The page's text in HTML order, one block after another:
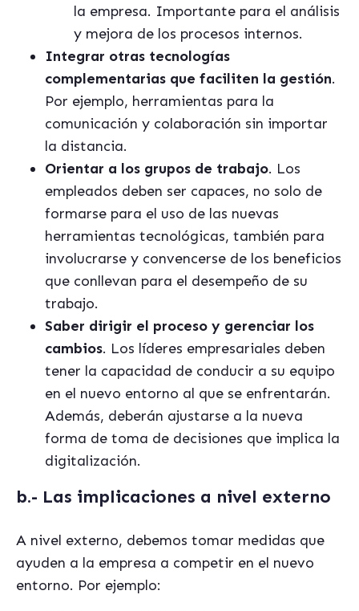
la empresa. Importante para el análisis
y mejora de los procesos internos.
Integrar otras tecnologías
complementarias que faciliten la gestión.
Por ejemplo, herramientas para la
comunicación y colaboración sin importar
la distancia.
Orientar a los grupos de trabajo. Los
empleados deben ser capaces, no solo de
formarse para el uso de las nuevas
herramientas tecnológicas, también para
involucrarse y convencerse de los beneficios
que conllevan para el desempeño de su
trabajo.
Saber dirigir el proceso y gerenciar los
cambios. Los líderes empresariales deben
tener la capacidad de conducir a su equipo
en el nuevo entorno al que se enfrentarán.
Además, deberán ajustarse a la nueva
forma de toma de decisiones que implica la
digitalización.
b.- Las implicaciones a nivel externo
A nivel externo, debemos tomar medidas que
ayuden a la empresa a competir en el nuevo
entorno. Por ejemplo: